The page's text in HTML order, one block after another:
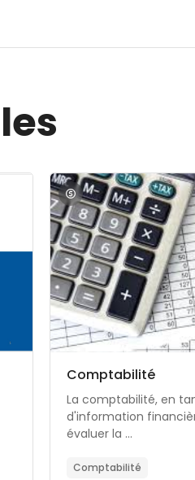
Image du cours
Catégorie de cours
Nom du cours
Comptabilité
Résumé du cours :
La comptabilité, en
d'information
évaluer la ...
Comptabilité